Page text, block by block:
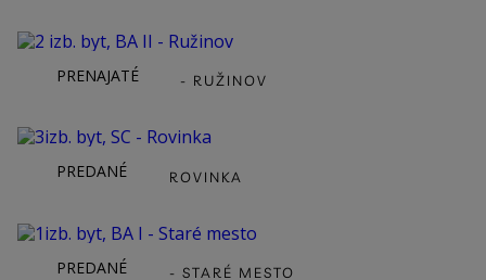
2 IZB. BYT, BA II - RUŽINOV
PRENAJATÉ
3IZB. BYT, SC - ROVINKA
PREDANÉ
1IZB. BYT, BA I - STARÉ MESTO
PREDANÉ